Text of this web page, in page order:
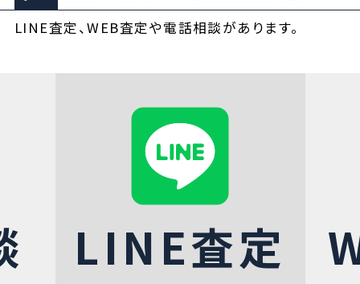
LINE査定、WEB査定や電話相談があります。
LINE査定